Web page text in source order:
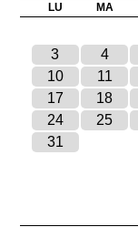
LU MA
3
4
10
11
17
18
24
25
31